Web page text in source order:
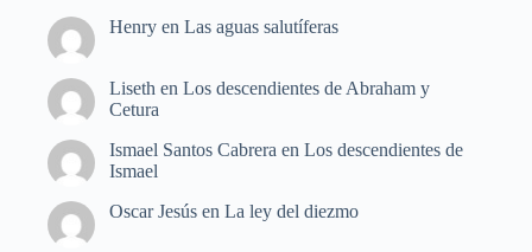
Henry en Las aguas salutíferas
Liseth en Los descendientes de Abraham y
Cetura
Ismael Santos Cabrera en Los descendientes de
Ismael
Oscar Jesús en La ley del diezmo